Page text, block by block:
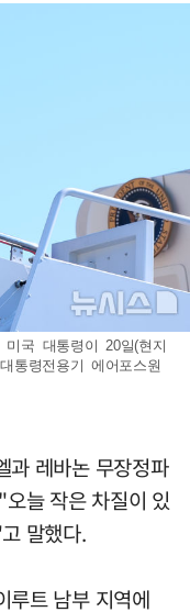
미국 대통령이 20일(현지
통령전용기 에어포스원
과 레바논 무장정파
늘 작은 차질이 있
말했다.
루트 남부 지역에